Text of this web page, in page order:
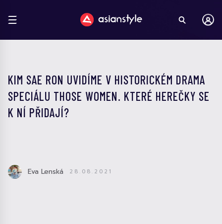
KIM SAE RON UVIDÍME V HISTORICKÉM DRAMA
SPECIÁLU THOSE WOMEN. KTERÉ HEREČKY SE
K NÍ PŘIDAJÍ?
Eva Lenská 28.08.2021